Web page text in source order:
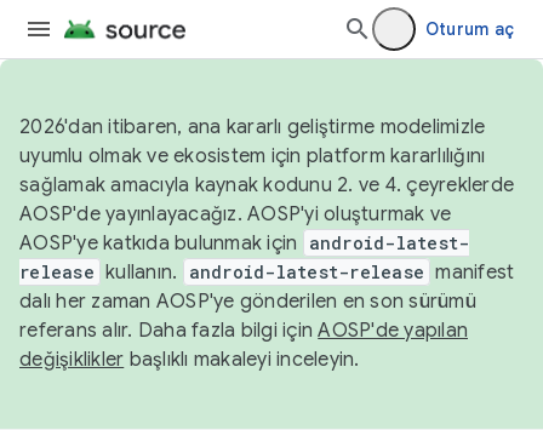
Oturum aç
2026'dan itibaren, ana kararlı geliştirme modelimizle
uyumlu olmak ve ekosistem için platform kararlılığını
sağlamak amacıyla kaynak kodunu 2. ve 4. çeyreklerde
AOSP'de yayınlayacağız. AOSP'yi oluşturmak ve
AOSP'ye katkıda bulunmak için
android-latest-
release kullanın. android-latest-release manifest
dalı her zaman AOSP'ye gönderilen en son sürümü
referans alır. Daha fazla bilgi içinAOSP'de yapılan
değişiklikler başlıklı makaleyi inceleyin.